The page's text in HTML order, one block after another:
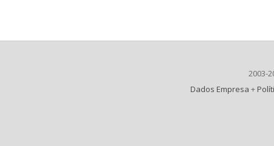
2003-
Dados Empresa +